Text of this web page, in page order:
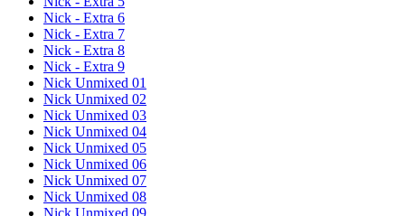
Nick - Extra 6
Nick - Extra 7
Nick - Extra 8
Nick - Extra 9
Nick Unmixed 01
Nick Unmixed 02
Nick Unmixed 03
Nick Unmixed 04
Nick Unmixed 05
Nick Unmixed 06
Nick Unmixed 07
Nick Unmixed 08
Nick Unmixed 09